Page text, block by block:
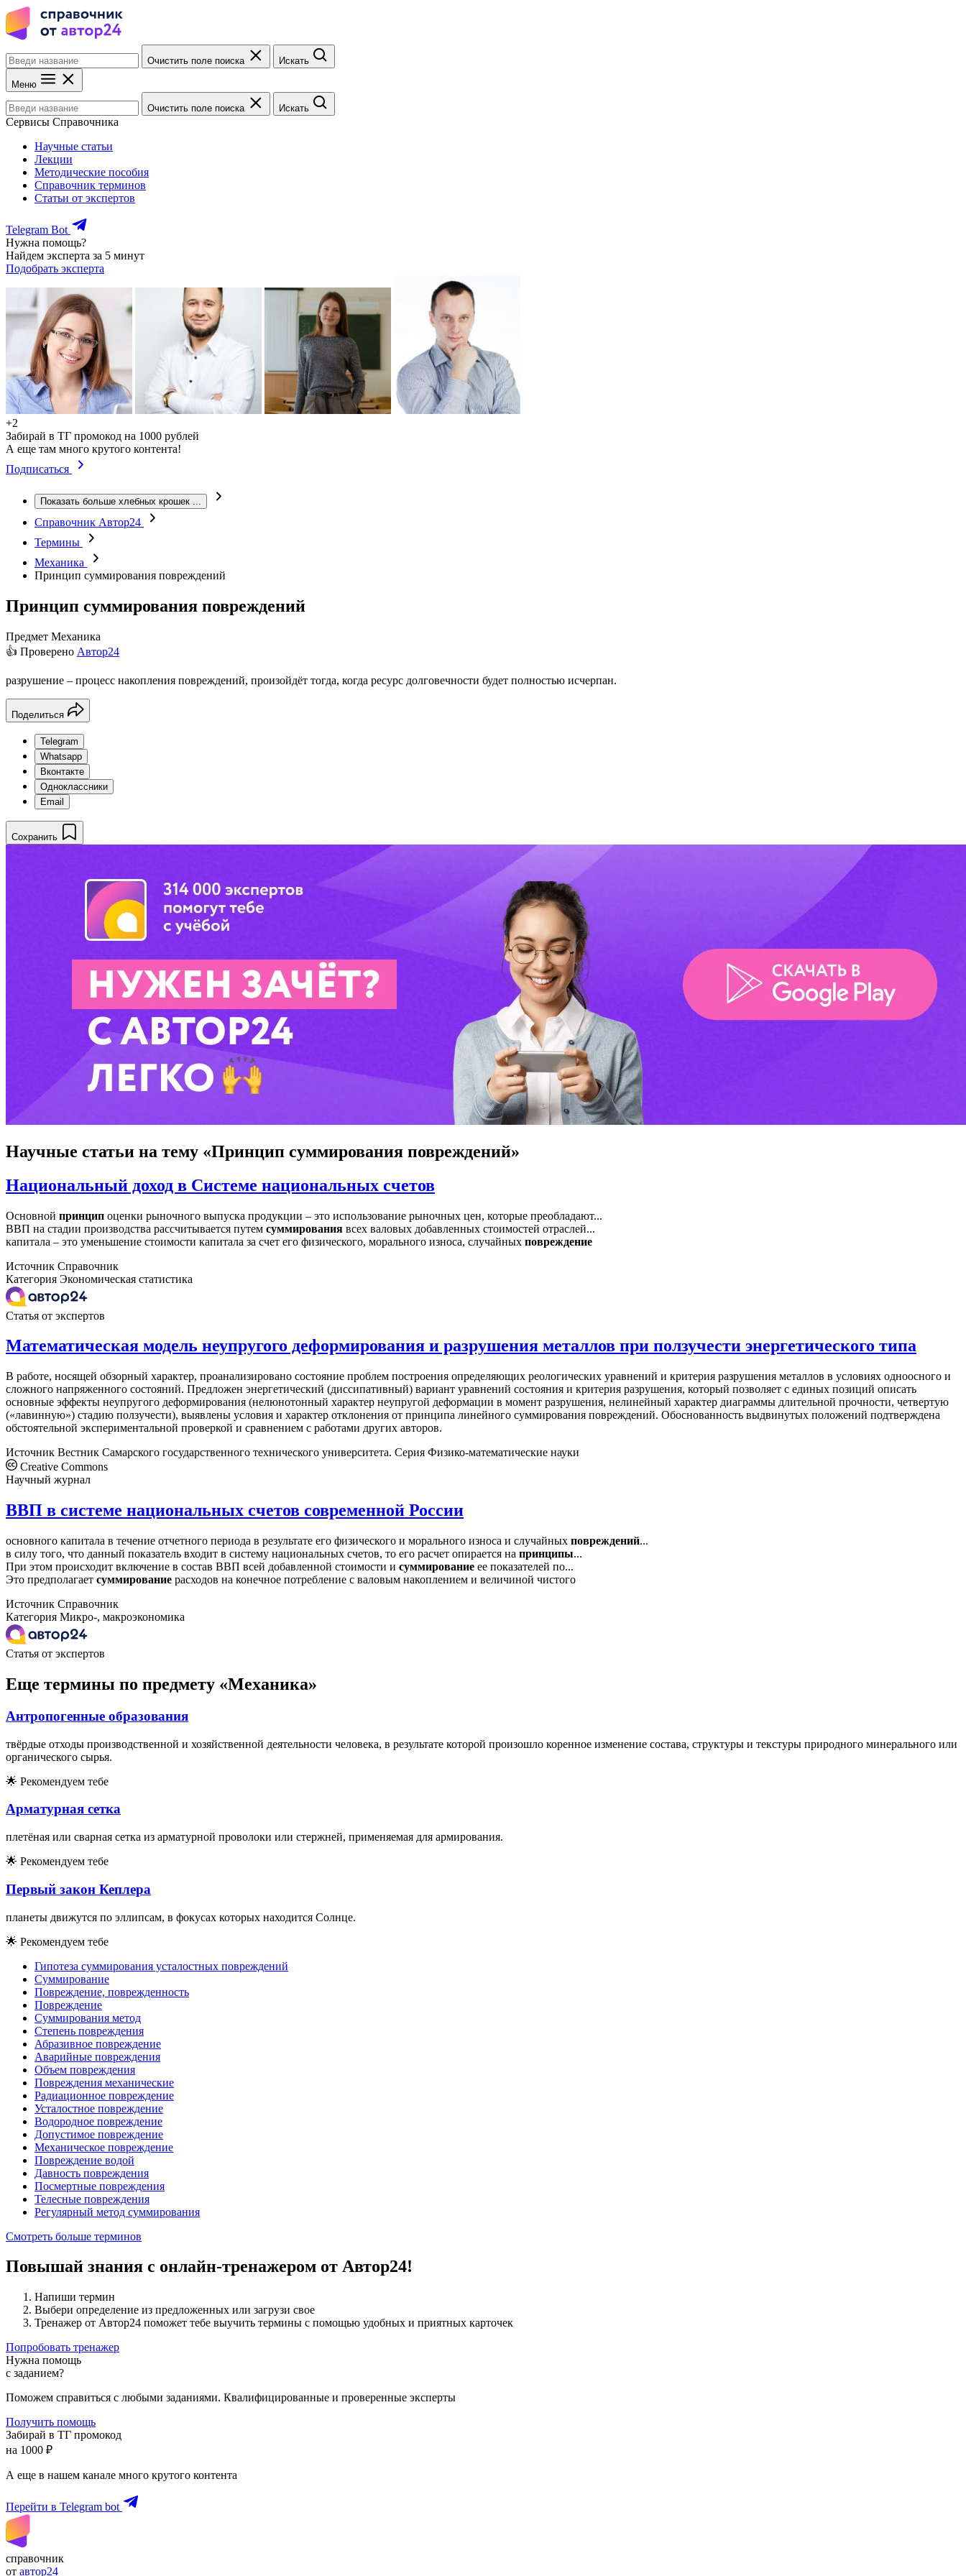
Очистить поле поиска Искать
Меню
Очистить поле поиска Искать
Сервисы Справочника
Научные статьи
Лекции
Методические пособия
Справочник терминов
Статьи от экспертов
Telegram Bot
Нужна помощь?
Найдем эксперта за 5 минут
Подобрать эксперта
+2
Забирай в ТГ промокод на 1000 рублей
А еще там много крутого контента!
Подписаться
Показать больше хлебных крошек ...
Справочник Автор24
Термины
Механика
Принцип суммирования повреждений
Принцип суммирования повреждений
Предмет Механика
👍 Проверено Автор24
разрушение – процесс накопления повреждений, произойдёт тогда, когда ресурс долговечности будет полностью исчерпан.
Поделиться
Telegram
Whatsapp
Вконтакте
Одноклассники
Email
Сохранить
Научные статьи на тему «Принцип суммирования повреждений»
Национальный доход в Системе национальных счетов
Основной принцип оценки рыночного выпуска продукции – это использование рыночных цен, которые преобладают...
ВВП на стадии производства рассчитывается путем суммирования всех валовых добавленных стоимостей отраслей...
капитала – это уменьшение стоимости капитала за счет его физического, морального износа, случайных повреждение
Источник Справочник
Категория Экономическая статистика
Статья от экспертов
Математическая модель неупругого деформирования и разрушения металлов при ползучести энергетического типа
В работе, носящей обзорный характер, проанализировано состояние проблем построения определяющих реологических уравнений и критерия разрушения металлов в условиях одноосного и
сложного напряженного состояний. Предложен энергетический (диссипативный) вариант уравнений состояния и критерия разрушения, который позволяет с единых позиций описать
основные эффекты неупругого деформирования (нелюнотонный характер неупругой деформации в момент разрушения, нелинейный характер диаграммы длительной прочности, четвертую
(«лавинную») стадию ползучести), выявлены условия и характер отклонения от принципа линейного суммирования повреждений. Обоснованность выдвинутых положений подтверждена
обстоятельной экспериментальной проверкой и сравнением с работами других авторов.
Источник Вестник Самарского государственного технического университета. Серия Физико-математические науки
Creative Commons
Научный журнал
ВВП в системе национальных счетов современной России
основного капитала в течение отчетного периода в результате его физического и морального износа и случайных повреждений...
в силу того, что данный показатель входит в систему национальных счетов, то его расчет опирается на принципы...
При этом происходит включение в состав ВВП всей добавленной стоимости и суммирование ее показателей по...
Это предполагает суммирование расходов на конечное потребление с валовым накоплением и величиной чистого
Источник Справочник
Категория Микро-, макроэкономика
Статья от экспертов
Еще термины по предмету «Механика»
Антропогенные образования
твёрдые отходы производственной и хозяйственной деятельности человека, в результате которой произошло коренное изменение состава, структуры и текстуры природного минерального или
органического сырья.
🌟 Рекомендуем тебе
Арматурная сетка
плетёная или сварная сетка из арматурной проволоки или стержней, применяемая для армирования.
🌟 Рекомендуем тебе
Первый закон Кеплера
планеты движутся по эллипсам, в фокусах которых находится Солнце.
🌟 Рекомендуем тебе
Гипотеза суммирования усталостных повреждений
Суммирование
Повреждение, поврежденность
Повреждение
Суммирования метод
Степень повреждения
Абразивное повреждение
Аварийные повреждения
Объем повреждения
Повреждения механические
Радиационное повреждение
Усталостное повреждение
Водородное повреждение
Допустимое повреждение
Механическое повреждение
Повреждение водой
Давность повреждения
Посмертные повреждения
Телесные повреждения
Регулярный метод суммирования
Смотреть больше терминов
Повышай знания с онлайн-тренажером от Автор24!
Напиши термин
Выбери определение из предложенных или загрузи свое
Тренажер от Автор24 поможет тебе выучить термины с помощью удобных и приятных карточек
Попробовать тренажер
Нужна помощь
с заданием?
Поможем справиться с любыми заданиями. Квалифицированные и проверенные эксперты
Получить помощь
Забирай в ТГ промокод
на 1000 ₽
А еще в нашем канале много крутого контента
Перейти в Telegram bot
справочник
от автор24